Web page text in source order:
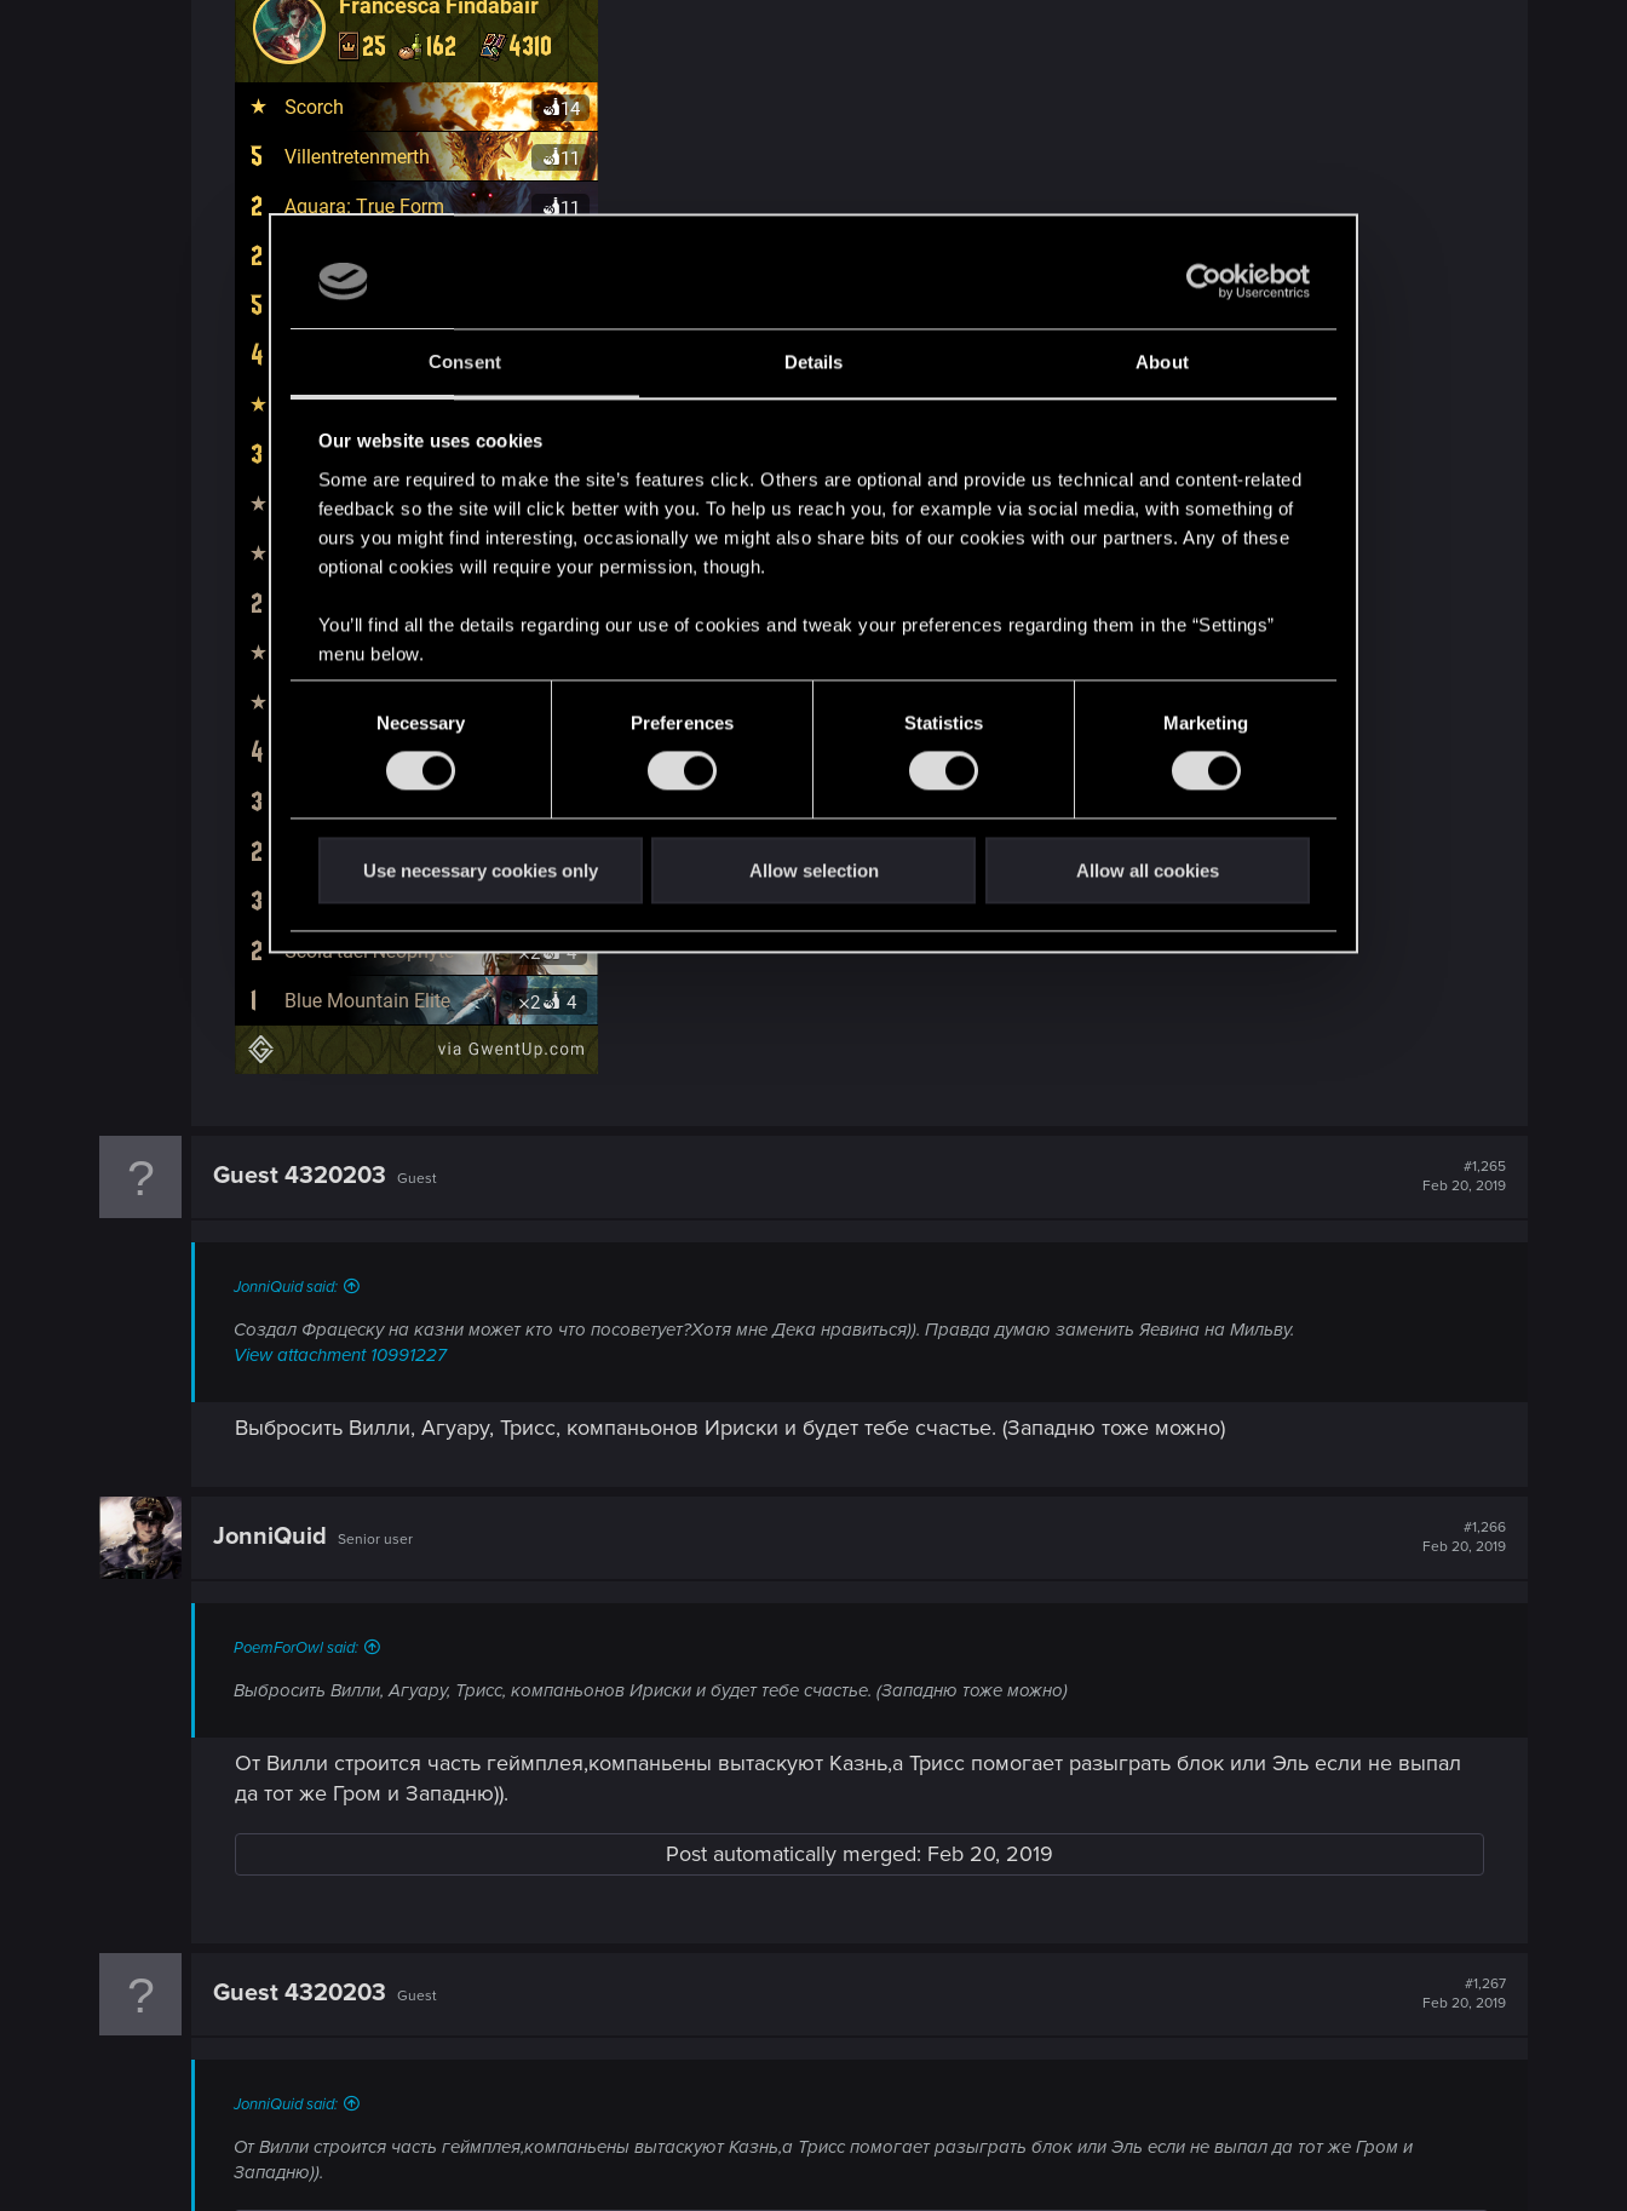
Consent Details About
Our website uses cookies
Some are required to make the site’s features click. Others are optional and provide us technical and content-related
feedback so the site will click better with you. To help us reach you, for example via social media, with something of
ours you might find interesting, occasionally we might also share bits of our cookies with our partners. Any of these
optional cookies will require your permission, though.
You’ll find all the details regarding our use of cookies and tweak your preferences regarding them in the “Settings”
menu below.
e
l
c
Necessary Preferences Statistics Marketing
Use necessary cookies only Allow selection Allow all cookies
Guest 4320203 Guest
#1,265
Feb 20, 2019
JonniQuid said:
Создал Фрацеску на казни может кто что посоветует?Хотя мне Дека нравиться)). Правда думаю заменить Яевина на Мильву.
View attachment 10991227
Выбросить Вилли, Агуару, Трисс, компаньонов Ириски и будет тебе счастье. (Западню тоже можно)
JonniQuid Senior user
#1,266
Feb 20, 2019
PoemForOwl said:
Выбросить Вилли, Агуару, Трисс, компаньонов Ириски и будет тебе счастье. (Западню тоже можно)
От Вилли строится часть геймплея,компаньены вытаскуют Казнь,а Трисс помогает разыграть блок или Эль если не выпал
да тот же Гром и Западню)).
Post automatically merged: Feb 20, 2019
Guest 4320203 Guest
#1,267
Feb 20, 2019
JonniQuid said:
От Вилли строится часть геймплея,компаньены вытаскуют Казнь,а Трисс помогает разыграть блок или Эль если не выпал да тот же Гром и
Западню)).